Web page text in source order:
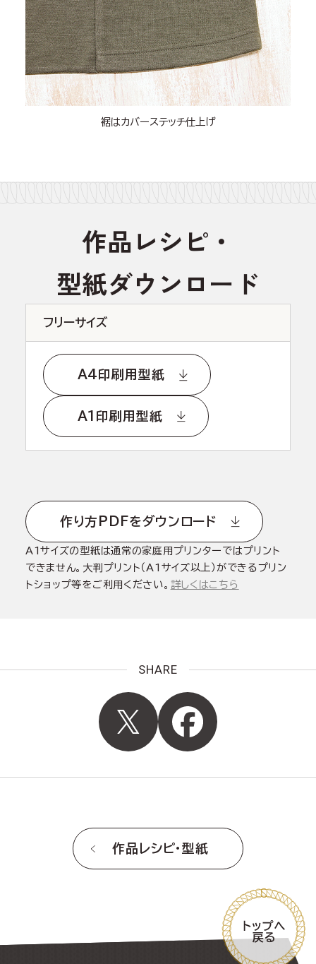
裾はカバーステッチ仕上げ
作品レシピ・
型紙ダウンロード
フリーサイズ
A4印刷用型紙
A1印刷用型紙
作り方PDFをダウンロード
A1サイズの型紙は通常の家庭用プリンターではプリント
できません。大判プリント（A1サイズ以上）ができるプリン
トショップ等をご利用ください。 詳しくはこちら
SHARE
作品レシピ・型紙